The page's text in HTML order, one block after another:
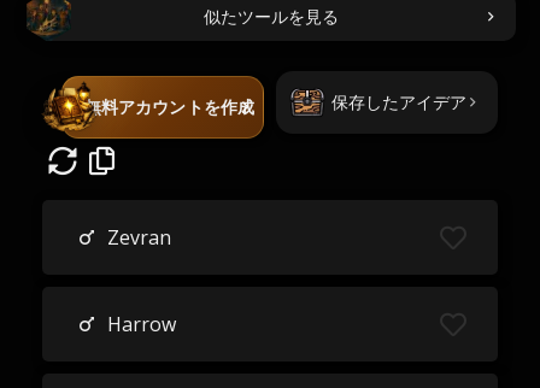
似たツールを見る
無料アカウントを作成 保存したアイデア
Zevran
Harrow